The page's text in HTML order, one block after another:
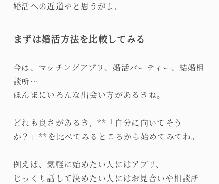
婚活への近道やと思うがよ。
まずは婚活方法を比較してみる
今は、マッチングアプリ、婚活パーティー、結婚相
談所…
ほんまにいろんな出会い方があるきね。
どれも良さがあるき、**「自分に向いてそう
か？」**を比べてみるところから始めてみてね。
例えば、気軽に始めたい人にはアプリ、
じっくり話して決めたい人にはお見合いや相談所